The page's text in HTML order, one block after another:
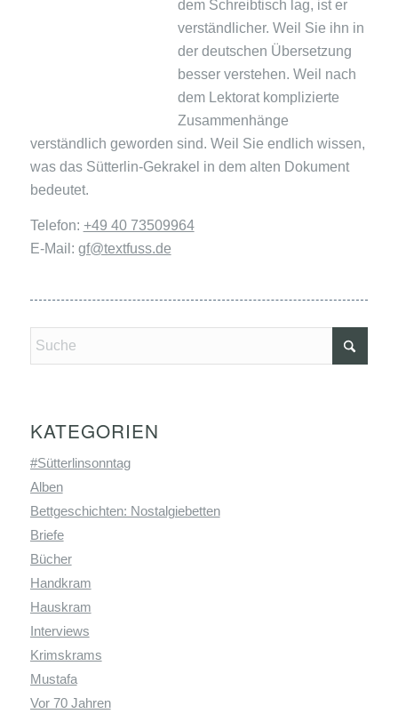
dem Schreibtisch lag, ist er
verständlicher. Weil Sie ihn in
der deutschen Übersetzung
besser verstehen. Weil nach
dem Lektorat komplizierte
Zusammenhänge
verständlich geworden sind. Weil Sie endlich wissen,
was das Sütterlin-Gekrakel in dem alten Dokument
bedeutet.
Telefon: +49 40 73509964
E-Mail: gf@textfuss.de
KATEGORIEN
#Sütterlinsonntag
Alben
Bettgeschichten: Nostalgiebetten
Briefe
Bücher
Handkram
Hauskram
Interviews
Krimskrams
Mustafa
Vor 70 Jahren